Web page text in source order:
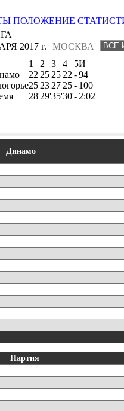
ПОЛОЖЕНИЕ
МОСКВА
2017 г.
1 2 3 4 5И
22 25 25 22 -94
25 23 27 25- 100
28'29'35'30'- 2:02
Динамо
Партия